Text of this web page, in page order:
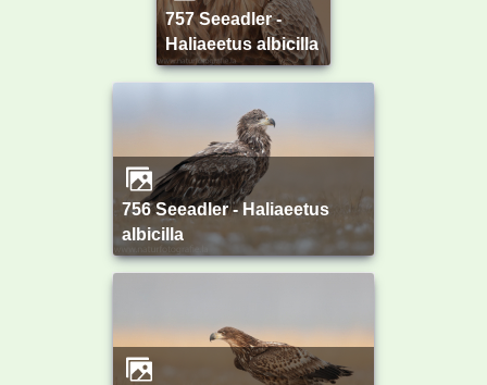
757 Seeadler -
Haliaeetus albicilla
756 Seeadler - Haliaeetus
albicilla